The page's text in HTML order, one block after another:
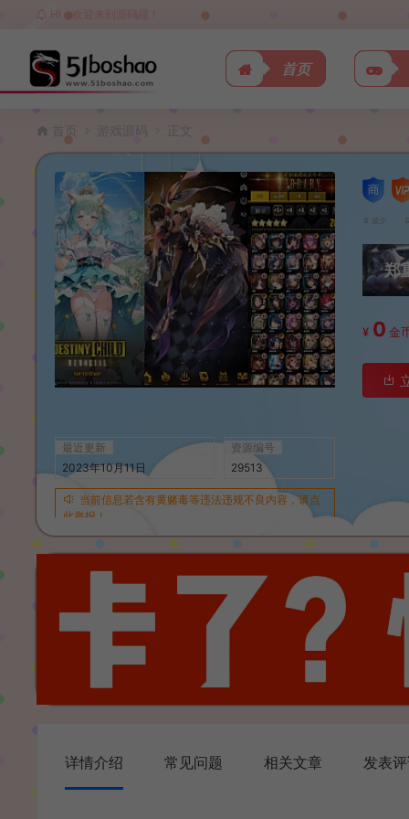
HI，欢迎来到源码屋！
首页
首页 游戏源码 正文
最近更新
2023年10月11日
资源编号
29513
当前信息若含有黄赌毒等违法违规不良内容，请点
此举报！
波少
郑
¥ 0 金
详情介绍 常见问题 相关文章 发表